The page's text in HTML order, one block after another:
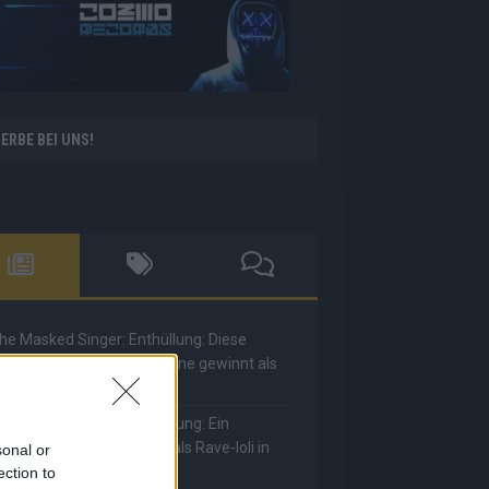
or
to
BEI UNS!
Masked Singer: Enthüllung: Diese
und Comedienne gewinnt als
Masked Singer: Enthüllung: Ein
Sänger hat sich als Rave-Ioli in
Herzen gesungen